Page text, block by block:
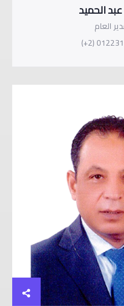
الحميد
العام
(+2)